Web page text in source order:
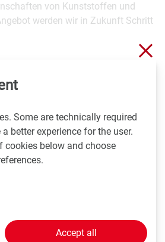
von Kunststoffen und
werden wir in Zukunft Schritt
Austria, der nationalen
pts2022, ist davon noch nicht
gilt erst für die nächste
dafür wird noch dieses
zwar hier:
Some are technically required
better experience for the user.
cookies below and choose
Accept all